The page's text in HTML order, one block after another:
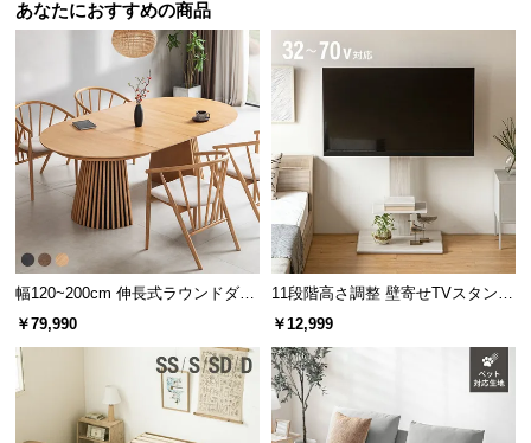
ト
お
知
ら
ブ
ロ
グ
シリーズで揃えてトータルコーデ
同シリーズの家具で揃えることで空間に統一性
が生まれ、すっきりとまとまった印象のお部屋
になります。
あなたにおすすめの商品
幅120~200cm 伸長式ラウンドダイ
ニングテーブル 6人掛け 天然木突
￥79,990
11段階高さ調整 壁寄せTVスタンド
キャスター付き 上下左右角度調節
￥12,999